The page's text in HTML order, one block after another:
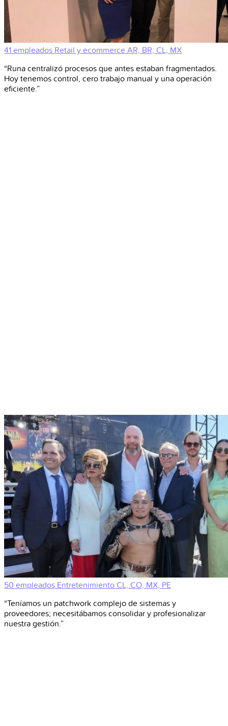
41 empleados Retail y ecommerce AR, BR, CL, MX
“Runa centralizó procesos que antes estaban fragmentados.
Hoy tenemos control, cero trabajo manual y una operación
eficiente.”
50 empleados Entretenimiento CL, CO, MX, PE
“Teníamos un patchwork complejo de sistemas y
proveedores; necesitábamos consolidar y profesionalizar
nuestra gestión.”